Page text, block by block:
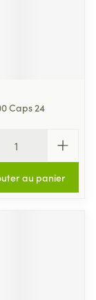
Caps 24
au panier